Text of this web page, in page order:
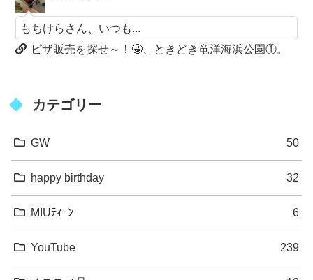
もちけらさん、いつも...
ピザ販売を探せ～！🤩、ときどき竜洋海浜公園①。
カテゴリー
GW 50
happy birthday 32
MIUﾃｨｰﾝ 6
YouTube 239